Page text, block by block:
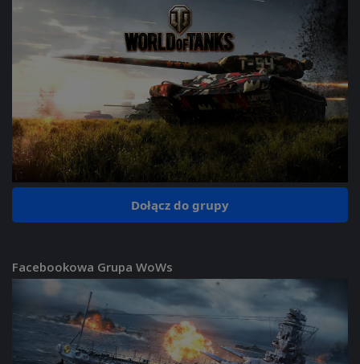
Dołącz do grupy
Facebookowa Grupa WoWs